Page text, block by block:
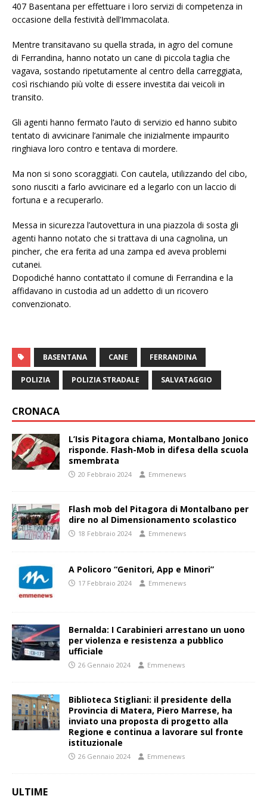
407 Basentana per effettuare i loro servizi di competenza in
occasione della festività dell’Immacolata.
Mentre transitavano su quella strada, in agro del comune
di Ferrandina, hanno notato un cane di piccola taglia che
vagava, sostando ripetutamente al centro della carreggiata,
così rischiando più volte di essere investita dai veicoli in
transito.
Gli agenti hanno fermato l’auto di servizio ed hanno subito
tentato di avvicinare l’animale che inizialmente impaurito
ringhiava loro contro e tentava di mordere.
Ma non si sono scoraggiati. Con cautela, utilizzando del cibo,
sono riusciti a farlo avvicinare ed a legarlo con un laccio di
fortuna e a recuperarlo.
Messa in sicurezza l’autovettura in una piazzola di sosta gli
agenti hanno notato che si trattava di una cagnolina, un
pincher, che era ferita ad una zampa ed aveva problemi
cutanei.
Dopodiché hanno contattato il comune di Ferrandina e la
affidavano in custodia ad un addetto di un ricovero
convenzionato.
BASENTANA CANE FERRANDINA
POLIZIA POLIZIA STRADALE SALVATAGGIO
CRONACA
L’Isis Pitagora chiama, Montalbano Jonico
risponde. Flash-Mob in difesa della scuola
smembrata
20 Febbraio 2024 Emmenews
Flash mob del Pitagora di Montalbano per
dire no al Dimensionamento scolastico
18 Febbraio 2024 Emmenews
A Policoro “Genitori, App e Minori”
17 Febbraio 2024 Emmenews
Bernalda: I Carabinieri arrestano un uono
per violenza e resistenza a pubblico
ufficiale
26 Gennaio 2024 Emmenews
Biblioteca Stigliani: il presidente della
Provincia di Matera, Piero Marrese, ha
inviato una proposta di progetto alla
Regione e continua a lavorare sul fronte
istituzionale
26 Gennaio 2024 Emmenews
ULTIME